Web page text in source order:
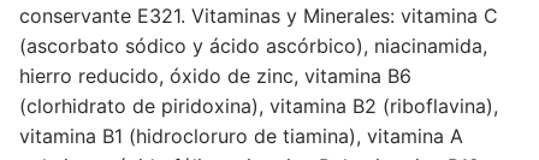
conservante E321. Vitaminas y Minerales: vitamina C
(ascorbato sódico y ácido ascórbico), niacinamida,
hierro reducido, óxido de zinc, vitamina B6
(clorhidrato de piridoxina), vitamina B2 (riboflavina),
vitamina B1 (hidrocloruro de tiamina), vitamina A